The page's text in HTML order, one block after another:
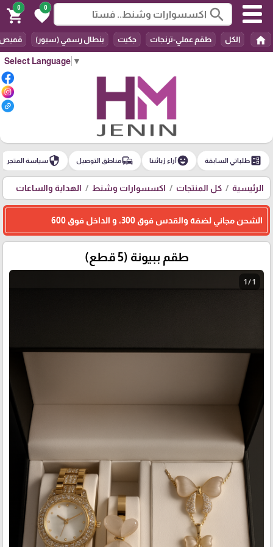
Select Language ▼
search
0
favorite
0
shopping_cart
home الكل طقم عملي-ترنجات جكيت بنطال رسمي (سبور)
ballotطلباتي السابقة emoji_emotionsآراء زبائننا commuteمناطق التوصيل securityسياسة المتجر
الرئيسية كل المنتجات اكسسوارات وشنط الهداية والساعات
الشحن مجاني لضفة والقدس فوق 300، و الداخل فوق 600
طقم ببيونة (5 قطع)
1 / 1